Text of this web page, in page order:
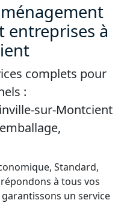
entreprises à
complets pour
:
sur-Montcient
Standard,
à tous vos
un service